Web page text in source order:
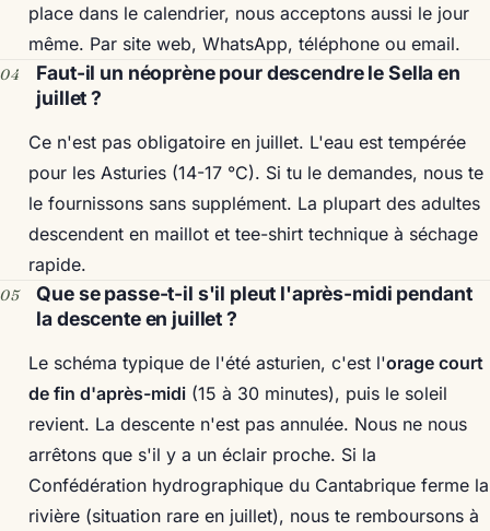
place dans le calendrier, nous acceptons aussi le jour
même. Par site web, WhatsApp, téléphone ou email.
Faut-il un néoprène pour descendre le Sella en
juillet ?
Ce n'est pas obligatoire en juillet. L'eau est tempérée
pour les Asturies (14-17 °C). Si tu le demandes, nous te
le fournissons sans supplément. La plupart des adultes
descendent en maillot et tee-shirt technique à séchage
rapide.
Que se passe-t-il s'il pleut l'après-midi pendant
la descente en juillet ?
Le schéma typique de l'été asturien, c'est l'orage court
de fin d'après-midi(15 à 30 minutes), puis le soleil
revient. La descente n'est pas annulée. Nous ne nous
arrêtons que s'il y a un éclair proche. Si la
Confédération hydrographique du Cantabrique ferme la
rivière (situation rare en juillet), nous te remboursons à